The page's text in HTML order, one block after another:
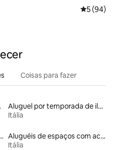
5 de uma
5 (94)
Coisas para fazer
Aluguel por temporada de ilhas
Itália
hotéis-fazenda
Aluguéis de espaços com acesso direto a pistas de esqui
Itália